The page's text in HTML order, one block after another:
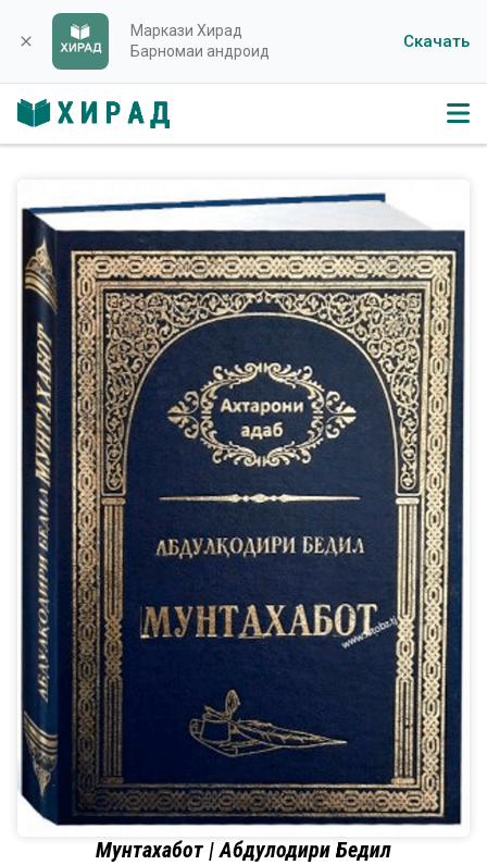
close
Маркази Хирад
Барномаи андроид
Скачать
Мунтахабот | Абдулқодири Бедил